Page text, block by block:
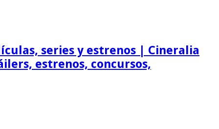
series y estrenos | Cineralia
estrenos, concursos,